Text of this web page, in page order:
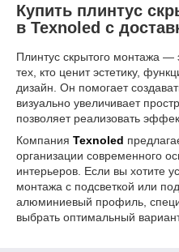
Купить плинтус
в Texnoled с
Плинтус скрытого монтажа
тех, кто ценит эстетику,
дизайн. Он помогает
визуально увеличивает
позволяет реализовать
Компания Texnoled
организации современного
интерьеров. Если вы хотите
монтажа с подсветкой или
алюминиевый профиль,
выбрать оптимальный